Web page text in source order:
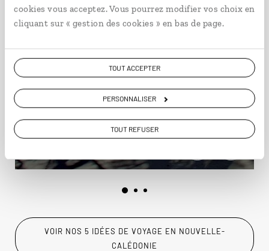
cookies vous acceptez. Vous pourrez modifier vos choix en
cliquant sur « gestion des cookies » en bas de page.
TOUT ACCEPTER
PERSONNALISER
TOUT REFUSER
Les noces du Pacifique
Voyage de noces en Nouvelle-Zélande et sur un
îlot de Nouvelle-Calédonie.
23 jours / 19 nuits
VOIR NOS 5 IDÉES DE VOYAGE EN NOUVELLE-
CALÉDONIE